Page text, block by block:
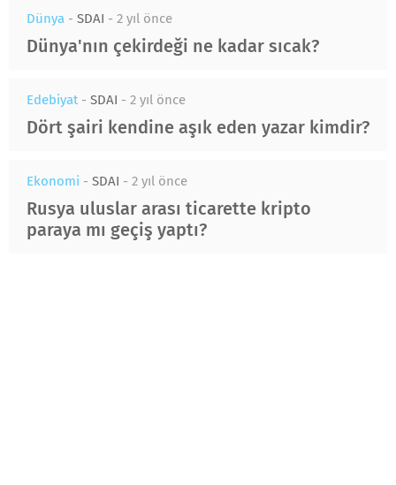
Dünya - SDAI - 2 yıl önce
Dünya'nın çekirdeği ne kadar sıcak?
Edebiyat- SDAI - 2 yıl önce
Dört şairi kendine aşık eden yazar kimdir?
Ekonomi - SDAI - 2 yıl önce
Rusya uluslar arası ticarette kripto
paraya mı geçiş yaptı?